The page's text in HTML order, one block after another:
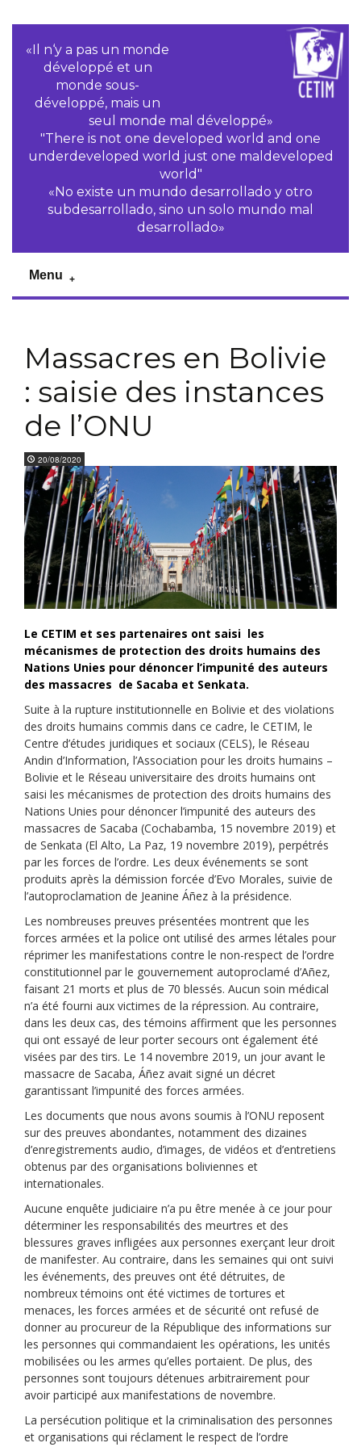
«Il n‘y a pas un monde
développé et un
monde sous-
développé, mais un
seul monde mal développé»
"There is not one developed world and one
underdeveloped world just one maldeveloped
world"
«No existe un mundo desarrollado y otro
subdesarrollado, sino un solo mundo mal
desarrollado»
Menu
Massacres en Bolivie
: saisie des instances
de l’ONU
20/08/2020
Le CETIM et ses partenaires ont saisi les
mécanismes de protection des droits humains des
Nations Unies pour dénoncer l’impunité des auteurs
des massacres de Sacaba et Senkata.
Suite à la rupture institutionnelle en Bolivie et des violations
des droits humains commis dans ce cadre, le CETIM, le
Centre d’études juridiques et sociaux (CELS), le Réseau
Andin d’Information, l’Association pour les droits humains –
Bolivie et le Réseau universitaire des droits humains ont
saisi les mécanismes de protection des droits humains des
Nations Unies pour dénoncer l’impunité des auteurs des
massacres de Sacaba (Cochabamba, 15 novembre 2019) et
de Senkata (El Alto, La Paz, 19 novembre 2019), perpétrés
par les forces de l’ordre. Les deux événements se sont
produits après la démission forcée d’Evo Morales, suivie de
l’autoproclamation de Jeanine Áñez à la présidence.
Les nombreuses preuves présentées montrent que les
forces armées et la police ont utilisé des armes létales pour
réprimer les manifestations contre le non-respect de l’ordre
constitutionnel par le gouvernement autoproclamé d’Añez,
faisant 21 morts et plus de 70 blessés. Aucun soin médical
n’a été fourni aux victimes de la répression. Au contraire,
dans les deux cas, des témoins affirment que les personnes
qui ont essayé de leur porter secours ont également été
visées par des tirs. Le 14 novembre 2019, un jour avant le
massacre de Sacaba, Áñez avait signé un décret
garantissant l’impunité des forces armées.
Les documents que nous avons soumis à l’ONU reposent
sur des preuves abondantes, notamment des dizaines
d’enregistrements audio, d’images, de vidéos et d’entretiens
obtenus par des organisations boliviennes et
internationales.
Aucune enquête judiciaire n’a pu être menée à ce jour pour
déterminer les responsabilités des meurtres et des
blessures graves infligées aux personnes exerçant leur droit
de manifester. Au contraire, dans les semaines qui ont suivi
les événements, des preuves ont été détruites, de
nombreux témoins ont été victimes de tortures et
menaces, les forces armées et de sécurité ont refusé de
donner au procureur de la République des informations sur
les personnes qui commandaient les opérations, les unités
mobilisées ou les armes qu’elles portaient. De plus, des
personnes sont toujours détenues arbitrairement pour
avoir participé aux manifestations de novembre.
La persécution politique et la criminalisation des personnes
et organisations qui réclament le respect de l’ordre